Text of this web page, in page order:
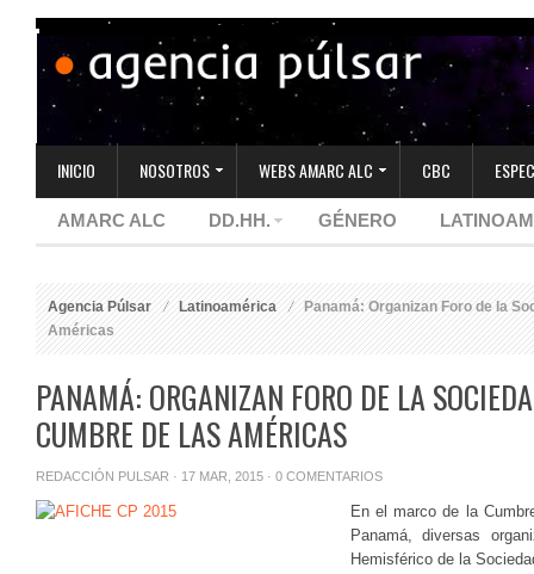
INICIO NOSOTROS WEBS AMARC ALC CBC
AMARC ALC DD.HH. GÉNERO
Agencia Púlsar Latinoamérica
Panamá: Organizan Foro de la
Américas
PANAMÁ: ORGANIZAN FORO DE LA
CUMBRE DE LAS AMÉRICAS
REDACCIÓN PULSAR · 17 MAR, 2015 · 0 COMENTARIOS
En el marco de la
Panamá, diversas
Hemisférico de la